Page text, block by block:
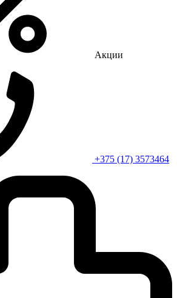
Акции
+375 (17) 3573464